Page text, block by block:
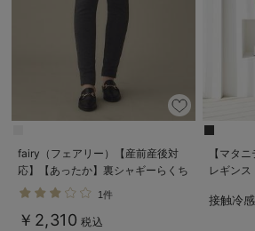
fairy（フェアリー）【産前産後対
応】【あったか】裏シャギーらくち
んレギンスパンツ【出産後も長く使
1件
￥2,310 税込
【マタ
レギンス
接触冷感